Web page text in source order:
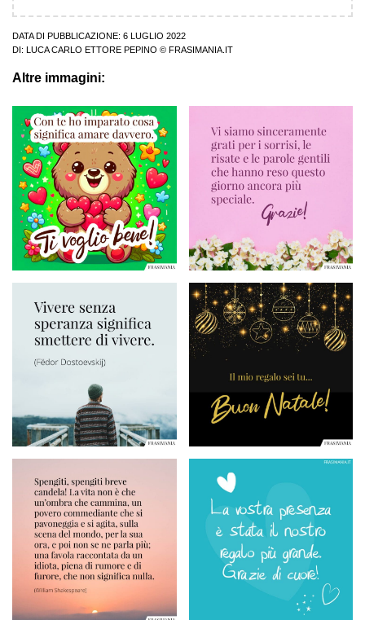
DATA DI PUBBLICAZIONE: 6 LUGLIO 2022
DI:
LUCA CARLO ETTORE PEPINO © FRASIMANIA.IT
Altre immagini: